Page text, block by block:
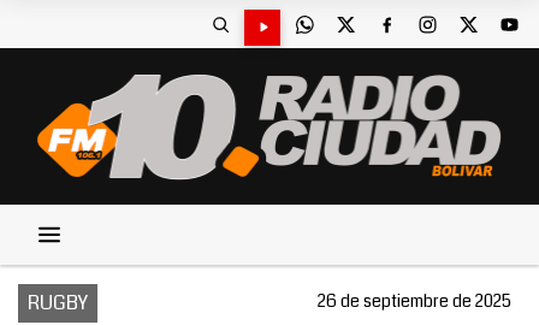
RUGBY 26 de septiembre de 2025